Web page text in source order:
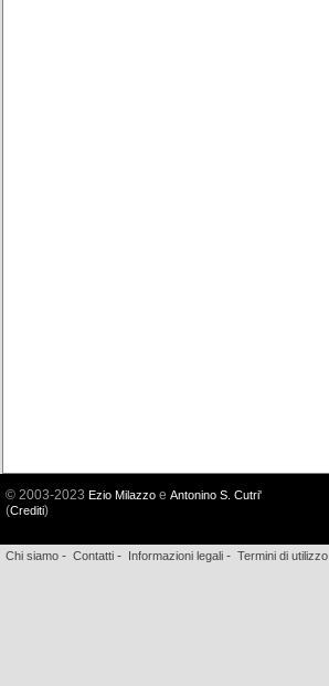
© 2003-2023 Ezio Milazzo e Antonino S. Cutri'
(Crediti)
Chi siamo - Contatti - Informazioni legali - Termini di utilizzo